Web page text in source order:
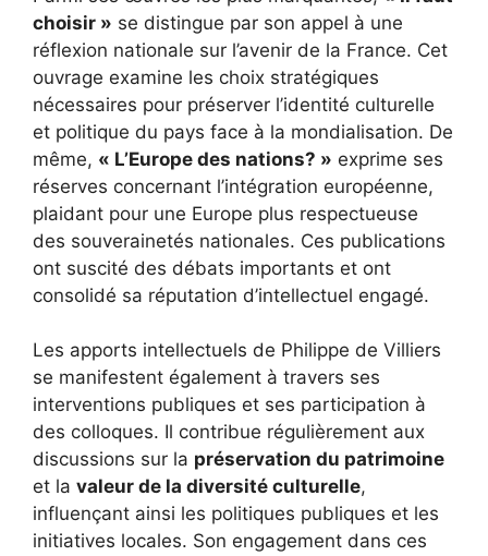
choisir » se distingue par son appel à une
réflexion nationale sur l’avenir de la France. Cet
ouvrage examine les choix stratégiques
nécessaires pour préserver l’identité culturelle
et politique du pays face à la mondialisation. De
même, « L’Europe des nations? » exprime ses
réserves concernant l’intégration européenne,
plaidant pour une Europe plus respectueuse
des souverainetés nationales. Ces publications
ont suscité des débats importants et ont
consolidé sa réputation d’intellectuel engagé.
Les apports intellectuels de Philippe de Villiers
se manifestent également à travers ses
interventions publiques et ses participation à
des colloques. Il contribue régulièrement aux
discussions sur la préservation du patrimoine
et la valeur de la diversité culturelle,
influençant ainsi les politiques publiques et les
initiatives locales. Son engagement dans ces